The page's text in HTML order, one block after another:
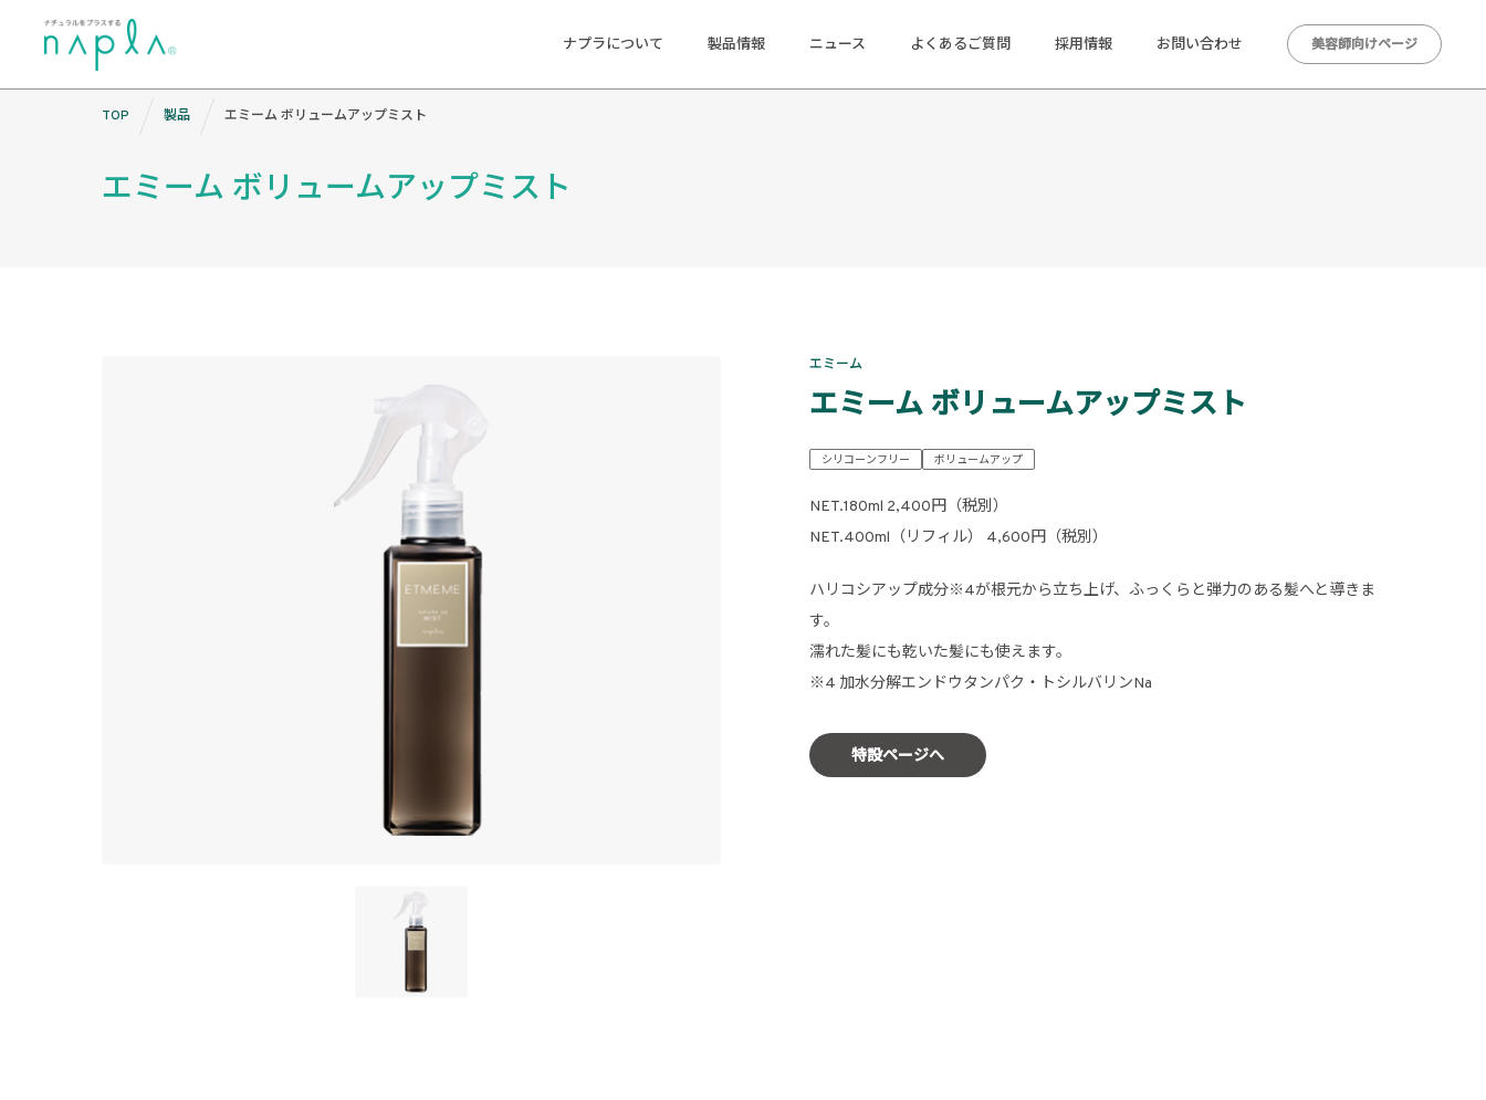
ナプラについて 製品情報 ニュース よくあるご質問 採用情報 お問い合わせ 美容師向けページ
エミーム ボリュームアップミスト
エミーム
エミーム ボリュームアップミスト
シリコーンフリー ボリュームアップ
NET.180ml 2,400円（税別）
NET.400ml（リフィル） 4,600円（税別）
ハリコシアップ成分※4が根元から立ち上げ、ふっくらと弾力のある髪へと導きま
す。
濡れた髪にも乾いた髪にも使えます。
※4 加水分解エンドウタンパク・トシルバリンNa
特設ページへ
TOP 製品 エミーム ボリュームアップミスト